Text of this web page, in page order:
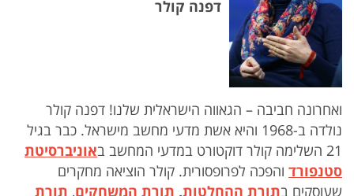
דפנה קולר
ואחרונה חביבה – הגאווה הישראלית שלנו! דפנה קולר
נולדה ב-1968 והיא אשת מדעי מחשב מישראל. כבר בגיל
21 השלימה קולר דוקטורט במדעי המחשב ב
אוניברסיטת
סטנפורד והפכה לפרופסורית. קולר הוציאה מחקרים
שעוסקים בתורת ההחלטות, תורת המשחקים, תורת